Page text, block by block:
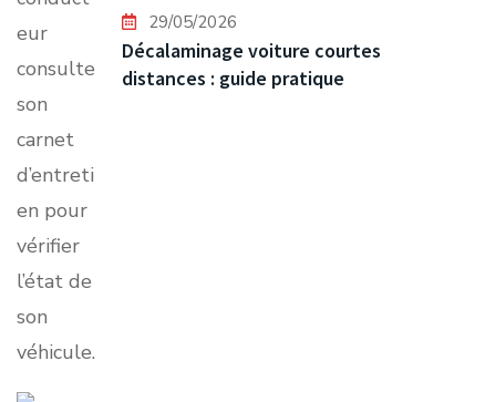
29/05/2026
Décalaminage voiture courtes
distances : guide pratique